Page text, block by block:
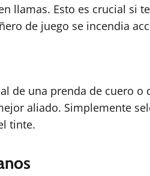
llamas. Esto es crucial si
de juego se incendia
de una prenda de cuero o
aliado. Simplemente
tinte.